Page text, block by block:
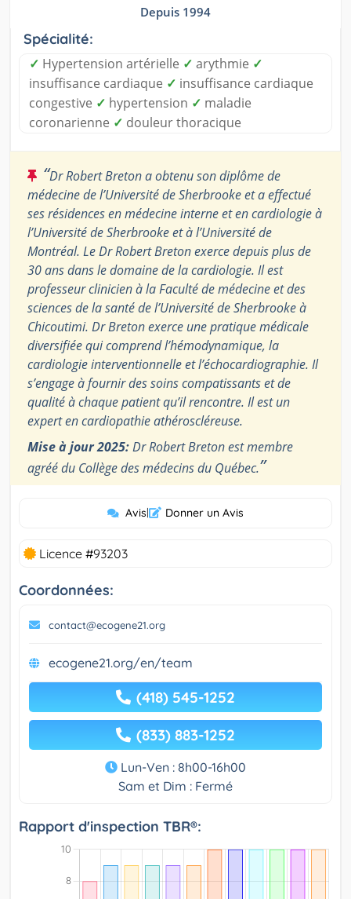
Depuis 1994
Spécialité:
✓ Hypertension artérielle ✓ arythmie ✓
insuffisance cardiaque ✓ insuffisance cardiaque
congestive ✓ hypertension ✓ maladie
coronarienne ✓ douleur thoracique
“Dr Robert Breton a obtenu son diplôme de
médecine de l’Université de Sherbrooke et a effectué
ses résidences en médecine interne et en cardiologie à
l’Université de Sherbrooke et à l’Université de
Montréal. Le Dr Robert Breton exerce depuis plus de
30 ans dans le domaine de la cardiologie. Il est
professeur clinicien à la Faculté de médecine et des
sciences de la santé de l’Université de Sherbrooke à
Chicoutimi. Dr Breton exerce une pratique médicale
diversifiée qui comprend l’hémodynamique, la
cardiologie interventionnelle et l’échocardiographie. Il
s’engage à fournir des soins compatissants et de
qualité à chaque patient qu’il rencontre. Il est un
expert en cardiopathie athéroscléreuse.
Mise à jour 2025:Dr Robert Breton est membre
agréé du Collège des médecins du Québec.”
Avis| Donner un Avis
Licence #93203
Coordonnées:
contact@ecogene21.org
ecogene21.org/en/team
(418) 545-1252
(833) 883-1252
Lun-Ven : 8h00-16h00
Sam et Dim : Fermé
Rapport d'inspection TBR®: